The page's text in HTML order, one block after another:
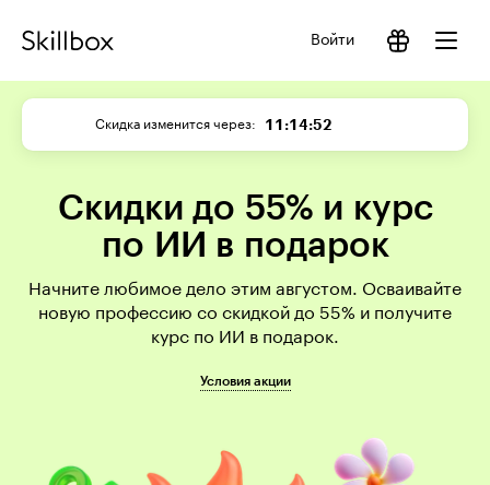
Войти
Скидка изменится через 11:14:52
Скидки до 55% и курс
по ИИ в подарок
Начните любимое дело этим августом. Осваивайте
новую профессию со скидкой до 55% и получите
курс по ИИ в подарок.
Условия акции